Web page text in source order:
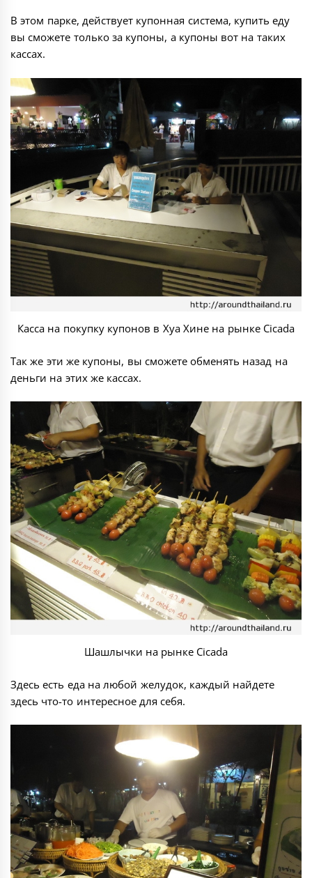
В этом парке, действует купонная система, купить еду
вы сможете только за купоны, а купоны вот на таких
кассах.
Касса на покупку купонов в Хуа Хине на рынке Cicada
Так же эти же купоны, вы сможете обменять назад на
деньги на этих же кассах.
Шашлычки на рынке Cicada
Здесь есть еда на любой желудок, каждый найдете
здесь что-то интересное для себя.